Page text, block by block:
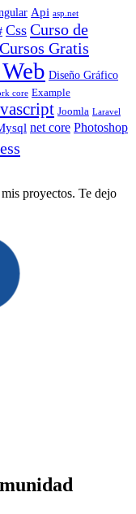
Api asp.net
Css Curso de
Cursos Gratis
Diseño Gráfico
core Example
Joomla Laravel
net core Photoshop
proyectos. Te dejo